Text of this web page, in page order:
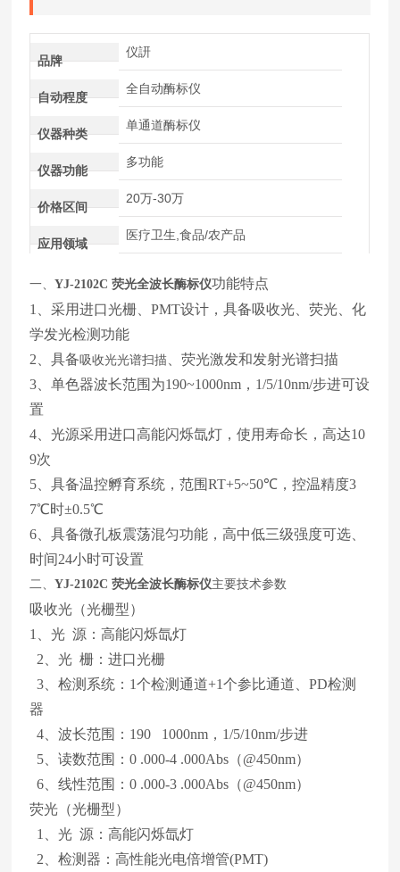
品牌
仪訮
自动程度
全自动酶标仪
仪器种类
单通道酶标仪
仪器功能
多功能
价格区间
20万-30万
应用领域
医疗卫生,食品/农产品
一、YJ-2102C荧光全波长酶标仪功能特点
1、采用进口光栅、PMT设计，具备吸收光、荧光、化
学发光检测功能
2、具备吸收光光谱扫描 、荧光激发和发射光谱扫描
3、单色器波长范围为190~1000nm，1/5/10nm/步进可设
置
4、光源采用进口高能闪烁氙灯，使用寿命长，高达10
9次
5、具备温控孵育系统，范围RT+5~50℃，控温精度3
7℃时±0.5℃
6、具备微孔板震荡混匀功能，高中低三级强度可选、
时间24小时可设置
二、YJ-2102C荧光全波长酶标仪主要技术参数
吸收光（光栅型）
1、光 源：高能闪烁氙灯
2、光 栅：进口光栅
3、检测系统：1个检测通道+1个参比通道、PD检测
器
4、波长范围：190 1000nm，1/5/10nm/步进
5、读数范围：0 .000-4 .000Abs（@450nm）
6、线性范围：0 .000-3 .000Abs（@450nm）
荧光（光栅型）
1、光 源：高能闪烁氙灯
2、检测器：高性能光电倍增管(PMT)